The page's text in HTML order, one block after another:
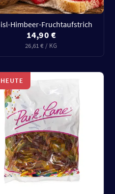
Himbeer-Fruchtaufstrich
14,90 €
26,61 € / KG